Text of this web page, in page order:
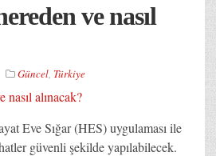
ve nasıl
Güncel, Türkiye
Eve Sığar (HES) uygulaması ile
güvenli şekilde yapılabilecek.